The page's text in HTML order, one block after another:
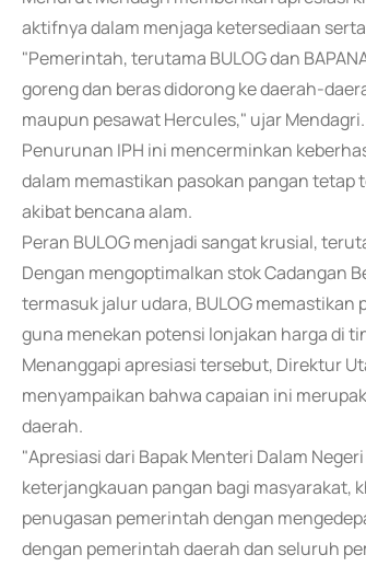
aktifnya dalam menjaga ketersediaan
"Pemerintah, terutama BULOG dan
goreng dan beras didorong ke daerah-
maupun pesawat Hercules," ujar Mendagri.
Penurunan IPH ini mencerminkan
dalam memastikan pasokan pangan
akibat bencana alam.
Peran BULOG menjadi sangat krusial,
Dengan mengoptimalkan stok Cadangan
termasuk jalur udara, BULOG
guna menekan potensi lonjakan harga di
Menanggapi apresiasi tersebut, Direktur
menyampaikan bahwa capaian ini
daerah.
"Apresiasi dari Bapak Menteri Dalam
keterjangkauan pangan bagi masyarakat,
penugasan pemerintah dengan
dengan pemerintah daerah dan seluruh